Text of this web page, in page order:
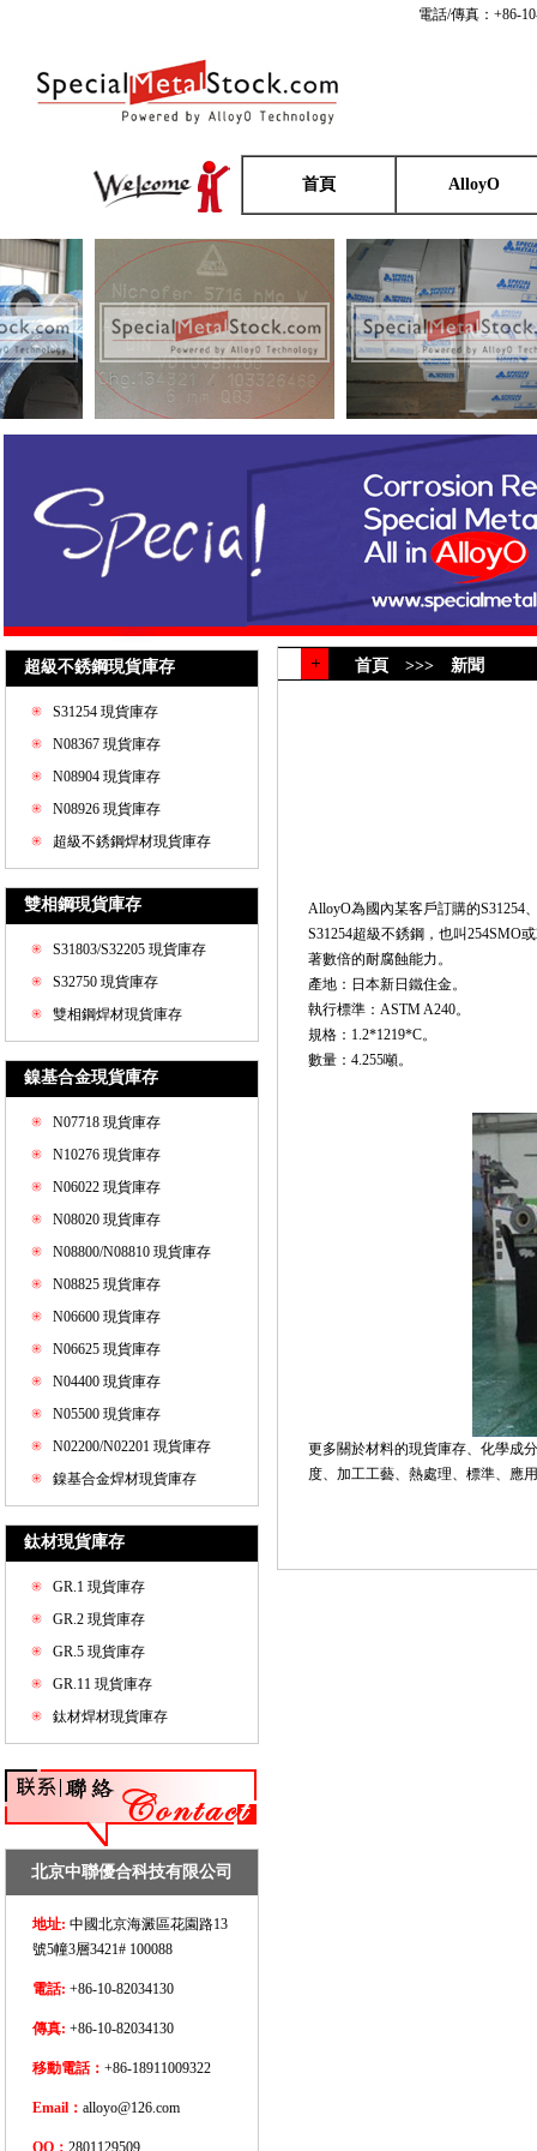
電話/傳真：+86-
首頁 AlloyO
超級不銹鋼現貨庫存
S31254 現貨庫存
N08367 現貨庫存
N08904 現貨庫存
N08926 現貨庫存
超級不銹鋼焊材現貨庫存
雙相鋼現貨庫存
S31803/S32205 現貨庫存
S32750 現貨庫存
雙相鋼焊材現貨庫存
鎳基合金現貨庫存
N07718 現貨庫存
N10276 現貨庫存
N06022 現貨庫存
N08020 現貨庫存
N08800/N08810 現貨庫存
N08825 現貨庫存
N06600 現貨庫存
N06625 現貨庫存
N04400 現貨庫存
N05500 現貨庫存
N02200/N02201 現貨庫存
鎳基合金焊材現貨庫存
鈦材現貨庫存
GR.1 現貨庫存
GR.2 現貨庫存
GR.5 現貨庫存
GR.11 現貨庫存
鈦材焊材現貨庫存
北京中聯優合科技有限公司
地址: 中國北京海澱區花園路13
號5幢3層3421# 100088
電話: +86-10-82034130
傳真: +86-10-82034130
移動電話： +86-18911009322
Email： alloyo@126.com
QQ： 2801129509
首頁 >>> 新聞
AlloyO為國內某客戶訂購的S31254
S31254超級不銹鋼，也叫254SMO
著數倍的耐腐蝕能力。
產地：日本新日鐵住金。
執行標準：ASTM A240。
規格：1.2*1219*C。
數量：4.255噸。
更多關於材料的現貨庫存、化學成
度、加工工藝、熱處理、標準、應